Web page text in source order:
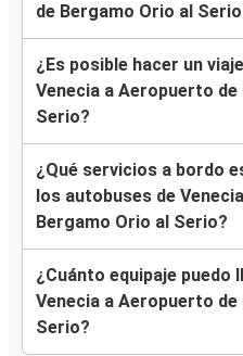
de Bergamo Orio al
¿Es posible hacer un
Venecia a Aeropuerto de
Serio?
¿Qué servicios a bordo
los autobuses de
Bergamo Orio al Serio?
¿Cuánto equipaje puedo
Venecia a Aeropuerto de
Serio?